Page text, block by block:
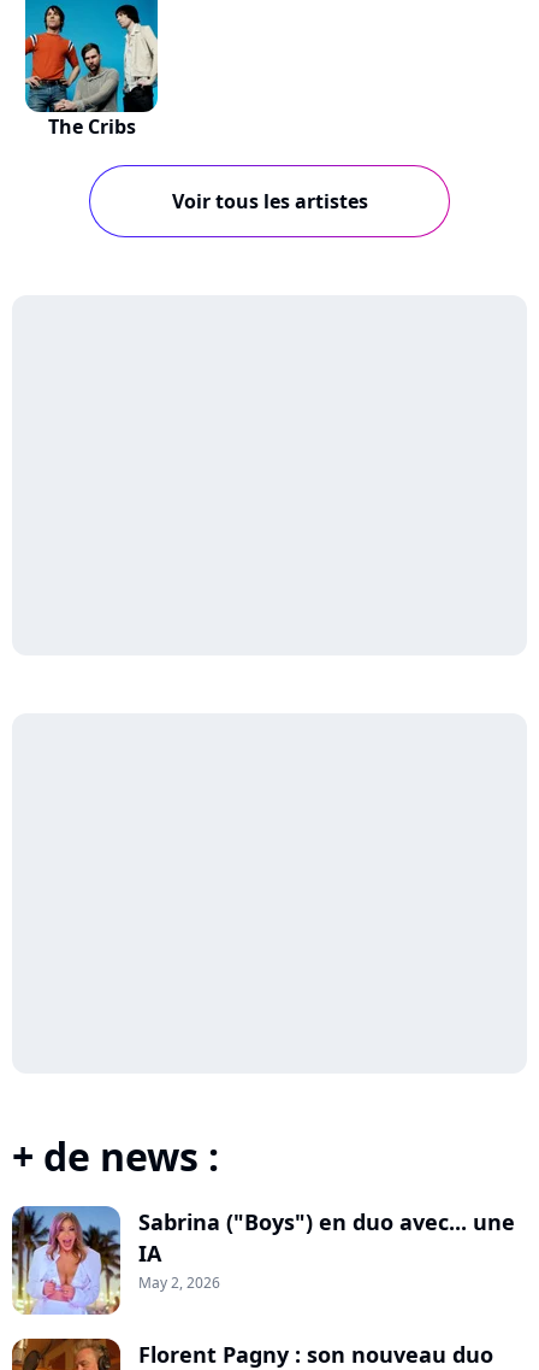
The Cribs
Voir tous les artistes
+ de news :
Sabrina ("Boys") en duo avec... une
IA
May 2, 2026
Florent Pagny : son nouveau duo